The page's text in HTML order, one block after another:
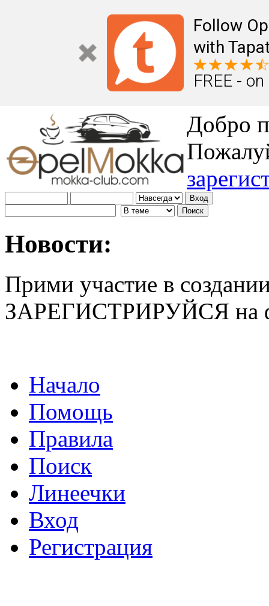
Follow
with
FREE -
Добро
Новости:
Прими участие в
ЗАРЕГИСТРИРУЙСЯ на
Начало
Помощь
Правила
Поиск
Линеечки
Вход
Регистрация